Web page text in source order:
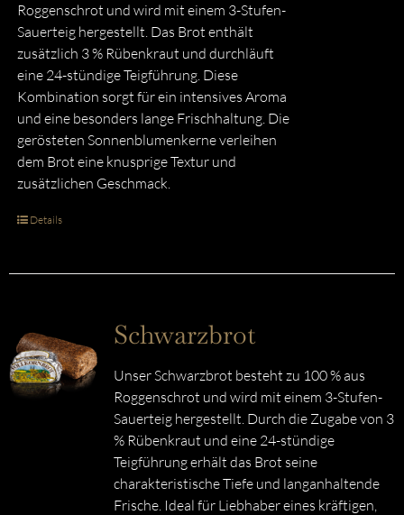
Roggenschrot und wird mit einem 3-Stufen-
Sauerteig hergestellt. Das Brot enthält
zusätzlich 3 % Rübenkraut und durchläuft
eine 24-stündige Teigführung. Diese
Kombination sorgt für ein intensives Aroma
und eine besonders lange Frischhaltung. Die
gerösteten Sonnenblumenkerne verleihen
dem Brot eine knusprige Textur und
zusätzlichen Geschmack.
Details
Schwarzbrot
Unser Schwarzbrot besteht zu 100 % aus
Roggenschrot und wird mit einem 3-Stufen-
Sauerteig hergestellt. Durch die Zugabe von 3
% Rübenkraut und eine 24-stündige
Teigführung erhält das Brot seine
charakteristische Tiefe und langanhaltende
Frische. Ideal für Liebhaber eines kräftigen,